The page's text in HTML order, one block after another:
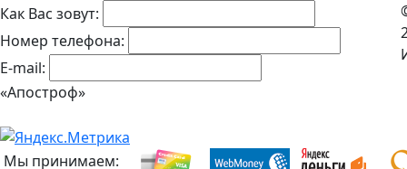
Как Вас зовут:
Номер телефона:
E-mail:
«Апостроф»
Мы принимаем: